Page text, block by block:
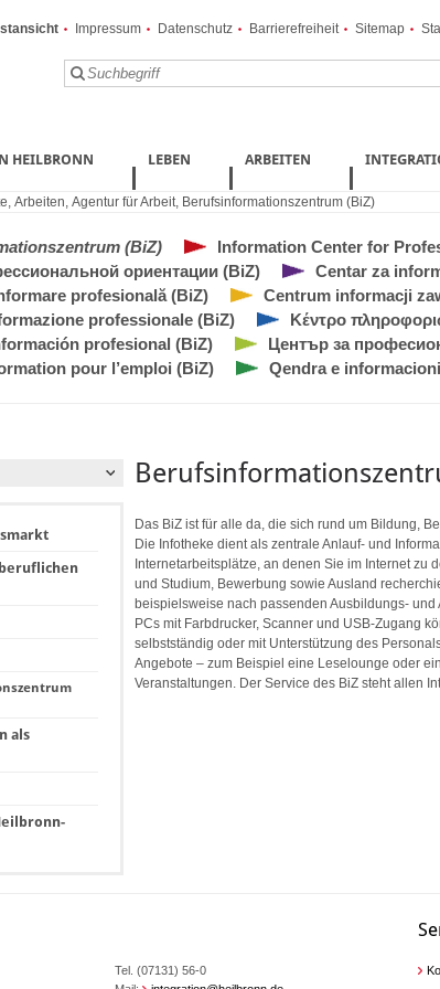
Impressum Datenschutz Barrierefreiheit Sitemap
HEILBRONN LEBEN ARBEITEN
, Arbeiten, Agentur für Arbeit, Berufsinformationszentrum (BiZ)
(BiZ) Information Center for
ориентации (BiZ)
Centar za
profesională (BiZ)
Centrum informacji
professionale (BiZ)
Κέντρο
profesional (BiZ)
Център за
pour l’emploi (BiZ)
Qendra e
als
Das BiZ ist für alle da, die sich rund um Bildung,
Die Infotheke dient als zentrale Anlauf- und
Internetarbeitsplätze, an denen Sie im Internet zu
und Studium, Bewerbung sowie Ausland
beispielsweise nach passenden Ausbildungs-
PCs mit Farbdrucker, Scanner und USB-Zugang
selbstständig oder mit Unterstützung des
Angebote – zum Beispiel eine Leselounge oder
Veranstaltungen. Der Service des BiZ steht allen
Tel. (07131) 56-0